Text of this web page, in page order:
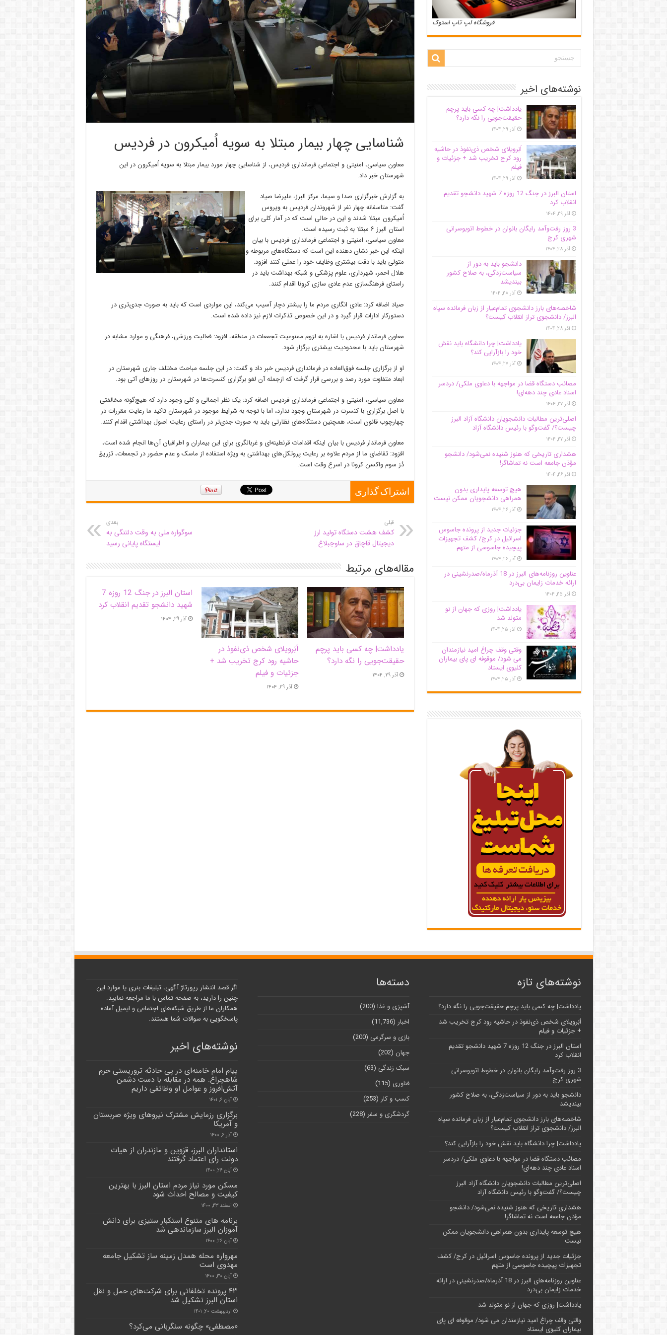
شناسایی چهار بیمار مبتلا به سویه اُمیکرون در فردیس
معاون سیاسی، امنیتی و اجتماعی فرمانداری فردیس، از شناسایی چهار مورد بیمار مبتلا به سویه اُمیکرون در این
شهرستان خبر داد.
به گزارش خبرگزاری صدا و سیما، مرکز البرز، علیرضا صیاد
گفت: متاسفانه چهار نفر از شهروندان فردیس به ویروس
اُمیکرون مبتلا شدند و این در حالی است که در آمار کلی برای
استان البرز ۶ مبتلا به ثبت رسیده است.
معاون سیاسی، امنیتی و اجتماعی فرمانداری فردیس با بیان
اینکه این خبر نشان دهنده این است که دستگاه‌های مربوطه و
متولی باید با دقت بیشتری وظایف خود را عملی کنند افزود:
هلال احمر، شهرداری، علوم پزشکی و شبکه بهداشت باید در
راستای فرهنگسازی عدم عادی سازی کرونا اقدام کنند.
صیاد اضافه کرد: عادی انگاری مردم ما را بیشتر دچار آسیب می‌کند، این مواردی است که باید به صورت جدی‌تری در
دستورکار ادارات قرار گیرد و در این خصوص تذکرات لازم نیز داده شده است.
معاون فرماندار فردیس با اشاره به لزوم ممنوعیت تجمعات در منطقه، افزود: فعالیت ورزشی، فرهنگی و موارد مشابه در
شهرستان باید با محدودیت بیشتری برگزار شود.
او از برگزاری جلسه فوق‌العاده در فرمانداری فردیس خبر داد و گفت: در ابن جلسه مباحث مختلف جاری شهرستان در
ابعاد متفاوت مورد رصد و بررسی قرار گرفت که ازجمله آن لغو برگزاری کنسرت‌ها در شهرستان در روز‌های آتی بود.
معاون سیاسی، امنیتی و اجتماعی فرمانداری فردیس اضافه کرد: یک نظر اجمالی و کلی وجود دارد که هیچ‌گونه مخالفتی
با اصل برگزاری با کنسرت در شهرستان وجود ندارد، اما با توجه به شرایط موجود در شهرستان تاکید ما رعایت مقررات در
چهارچوب قانون است، همچنین دستگاه‌های نظارتی باید به صورت جدی‌تر در راستای رعایت اصول بهداشتی اقدام کنند.
معاون فرماندار فردیس با بیان اینکه اقدامات قرنطینه‌ای و غربالگری برای این بیماران و اطرافیان آن‌ها انجام شده است،
افزود: تقاضای ما از مردم علاوه بر رعایت پروتکل‌های بهداشتی به ویژه استفاده از ماسک و عدم حضور در تجمعات، تزریق
دُز سوم واکسن کرونا در اسرع وقت است.
اشتراک گذاری
قبلی
کشف هشت دستگاه تولید ارز
دیجیتال قاچاق در ساوجبلاغ
بعدی
سوگواره ملی به وقت دلتنگی به
ایستگاه پایانی رسید
مقاله‌های مرتبط
یادداشت| ‌چه کسی باید پرچم
حقیقت‌جویی را نگه دارد؟
آذر ۲۹, ۱۴۰۴
اَبَر‌ویلای شخص ذی‌نفوذ در
حاشیه‌ رود کرج تخریب شد +
جزئیات و فیلم
آذر ۲۹, ۱۴۰۴
استان البرز در جنگ 12 روزه 7
شهید دانشجو تقدیم انقلاب کرد
آذر ۲۹, ۱۴۰۴
فروشگاه لپ تاپ استوک
نوشته‌های اخیر
یادداشت| ‌چه کسی باید پرچم
حقیقت‌جویی را نگه دارد؟
آذر ۲۹, ۱۴۰۴
اَبَر‌ویلای شخص ذی‌نفوذ در حاشیه‌
رود کرج تخریب شد + جزئیات و
فیلم
آذر ۲۹, ۱۴۰۴
استان البرز در جنگ 12 روزه 7 شهید دانشجو تقدیم
انقلاب کرد
آذر ۲۹, ۱۴۰۴
3 روز رفت‌وآمد رایگان بانوان در خطوط اتوبوسرانی
شهری کرج
آذر ۲۸, ۱۴۰۴
دانشجو باید به دور از
سیاست‌زدگی، به صلاح کشور
بیندیشد
آذر ۲۸, ۱۴۰۴
شاخصه‌های بارز دانشجوی تمام‌عیار از زبان فرمانده سپاه
البرز/ دانشجوی تراز انقلاب کیست؟
آذر ۲۸, ۱۴۰۴
یادداشت| چرا دانشگاه باید نقش
خود را بازآرایی کند؟
آذر ۲۷, ۱۴۰۴
مصائب دستگاه قضا در مواجهه با دعاوی ملکی/ دردسر
اسناد عادی چند‌ دهه‌ای!
آذر ۲۷, ۱۴۰۴
اصلی‌ترین مطالبات دانشجویان دانشگاه آزاد البرز
چیست؟/ گفت‌وگو با رئیس دانشگاه آز‌اد
آذر ۲۷, ۱۴۰۴
هشداری تاریخی که هنوز شنیده نمی‌شود/ دانشجو
مؤذن جامعه است نه تماشاگر!
آذر ۲۶, ۱۴۰۴
هیچ توسعه پایداری بدون
همراهی دانشجویان ممکن نیست
آذر ۲۶, ۱۴۰۴
جزئیات جدید از پرونده جاسوس
اسرائیل در کرج/‌ کشف تجهیزات
پیچیده جاسوسی از متهم
آذر ۲۶, ۱۴۰۴
عناوین روزنامه‌های البرز در ‌18 آذرماه/صدرنشینی در
ارائه خدمات زایمان بی‌درد
آذر ۲۵, ۱۴۰۴
یادداشت| روزی که جهان از نو
متولد شد
آذر ۲۵, ۱۴۰۴
وقتی وقف چراغ امید نیازمندان
می شود/ موقوفه ای پای بیماران
کلیوی ایستاد
آذر ۲۵, ۱۴۰۴
نوشته‌های تازه
یادداشت| ‌چه کسی باید پرچم حقیقت‌جویی را نگه دارد؟
اَبَر‌ویلای شخص ذی‌نفوذ در حاشیه‌ رود کرج تخریب شد
+ جزئیات و فیلم
استان البرز در جنگ 12 روزه 7 شهید دانشجو تقدیم
انقلاب کرد
3 روز رفت‌وآمد رایگان بانوان در خطوط اتوبوسرانی
شهری کرج
دانشجو باید به دور از سیاست‌زدگی، به صلاح کشور
بیندیشد
شاخصه‌های بارز دانشجوی تمام‌عیار از زبان فرمانده سپاه
البرز/ دانشجوی تراز انقلاب کیست؟
یادداشت| چرا دانشگاه باید نقش خود را بازآرایی کند؟
مصائب دستگاه قضا در مواجهه با دعاوی ملکی/ دردسر
اسناد عادی چند‌ دهه‌ای!
اصلی‌ترین مطالبات دانشجویان دانشگاه آزاد البرز
چیست؟/ گفت‌وگو با رئیس دانشگاه آز‌اد
هشداری تاریخی که هنوز شنیده نمی‌شود/ دانشجو
مؤذن جامعه است نه تماشاگر!
هیچ توسعه پایداری بدون همراهی دانشجویان ممکن
نیست
جزئیات جدید از پرونده جاسوس اسرائیل در کرج/‌ کشف
تجهیزات پیچیده جاسوسی از متهم
عناوین روزنامه‌های البرز در ‌18 آذرماه/صدرنشینی در ارائه
خدمات زایمان بی‌درد
یادداشت| روزی که جهان از نو متولد شد
وقتی وقف چراغ امید نیازمندان می شود/ موقوفه ای پای
بیماران کلیوی ایستاد
دسته‌ها
آشپزی و غذا (200)
اخبار (11,736)
بازی و سرگرمی (200)
جهان (202)
سبک زندگی (63)
فناوری (115)
کسب و کار (253)
گردشگری و سفر (228)
اگر قصد انتشار رپورتاژ آگهی، تبلیغات بنری یا موارد این
چنین را دارید، به صفحه تماس با ما مراجعه نمایید.
همکاران ما از طریق شبکه‌های اجتماعی و ایمیل آماده
پاسخگویی به سوالات شما هستند.
نوشته‌های اخیر
پیام امام خامنه‌ای در پی حادثه تروریستی حرم
شاهچراغ: همه در مقابله با دست دشمن
آتش‌افروز و عوامل او وظائفی داریم
آبان ۶, ۱۴۰۱
برگزاری رزمایش مشترک نیروهای ویژه صربستان
و آمریکا
آذر ۶, ۱۴۰۰
استانداران البرز، قزوین و مازندران از هیات
دولت رای اعتماد گرفتند
آبان ۲۶, ۱۴۰۰
مسکن مورد نیاز مردم استان البرز با بهترین
کیفیت و مصالح احداث شود
اسفند ۲۳, ۱۴۰۰
برنامه های متنوع استکبار ستیزی برای دانش
آموزان البرز سازماندهی شد
آبان ۲۶, ۱۴۰۰
مهرواره محله همدل زمینه ساز تشکیل جامعه
مهدوی است
آبان ۳۰, ۱۴۰۰
۴۳ پرونده تخلفاتی برای شرکت‌های حمل و نقل
استان البرز تشکیل شد
اردیبهشت ۲۰, ۱۴۰۱
«مصطفی» چگونه سنگربانی می‌کرد؟